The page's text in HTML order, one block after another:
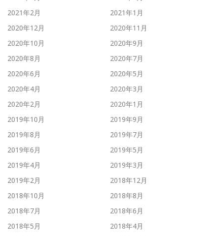
2021年2月
2021年1月
2020年12月
2020年11月
2020年10月
2020年9月
2020年8月
2020年7月
2020年6月
2020年5月
2020年4月
2020年3月
2020年2月
2020年1月
2019年10月
2019年9月
2019年8月
2019年7月
2019年6月
2019年5月
2019年4月
2019年3月
2019年2月
2018年12月
2018年10月
2018年8月
2018年7月
2018年6月
2018年5月
2018年4月